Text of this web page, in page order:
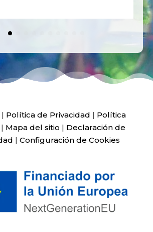
| Política de Privacidad | Política
| Mapa del sitio | Declaración de
| Configuración de Cookies